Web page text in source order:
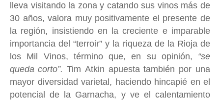
lleva visitando la zona y catando sus vinos más de
30 años, valora muy positivamente el presente de
la región, insistiendo en la creciente e imparable
importancia del “terroir” y la riqueza de la Rioja de
los Mil Vinos, término que, en su opinión, “se
queda corto”. Tim Atkin apuesta también por una
mayor diversidad varietal, haciendo hincapié en el
potencial de la Garnacha, y ve el calentamiento